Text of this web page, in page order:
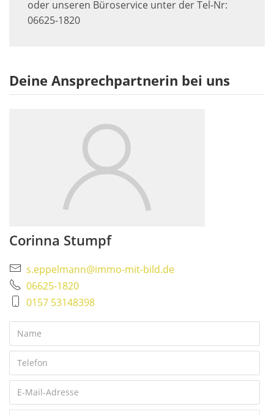
oder unseren Büroservice unter der Tel-Nr:
06625-1820
Deine Ansprechpartnerin bei uns
Corinna Stumpf
s.eppelmann@immo-mit-bild.de
06625-1820
0157 53148398